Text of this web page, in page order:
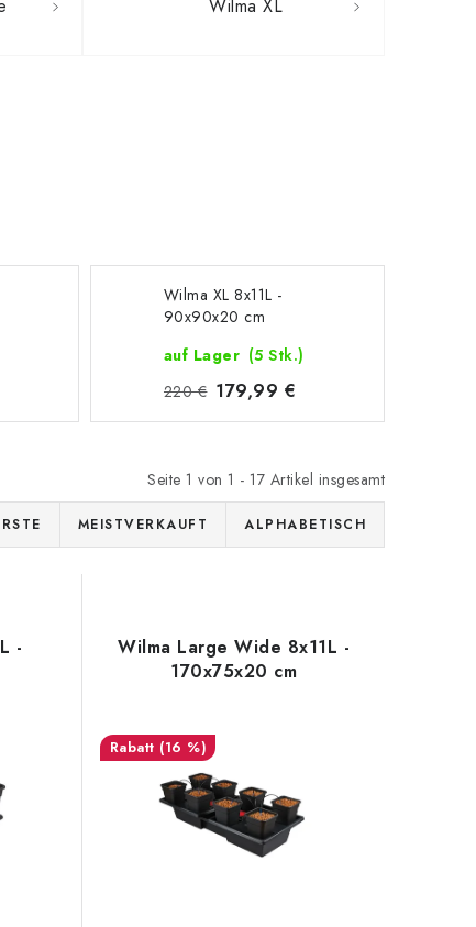
Wilma XL
Wilma XL 8x11L -
90x90x20 cm
auf Lager (5 Stk.)
220 € 179,99 €
Seite 1 von 1 - 17 Artikel insgesamt
MEISTVERKAUFT ALPHABETISCH
-
Wilma Large Wide 8x11L -
170x75x20 cm
(16 %)